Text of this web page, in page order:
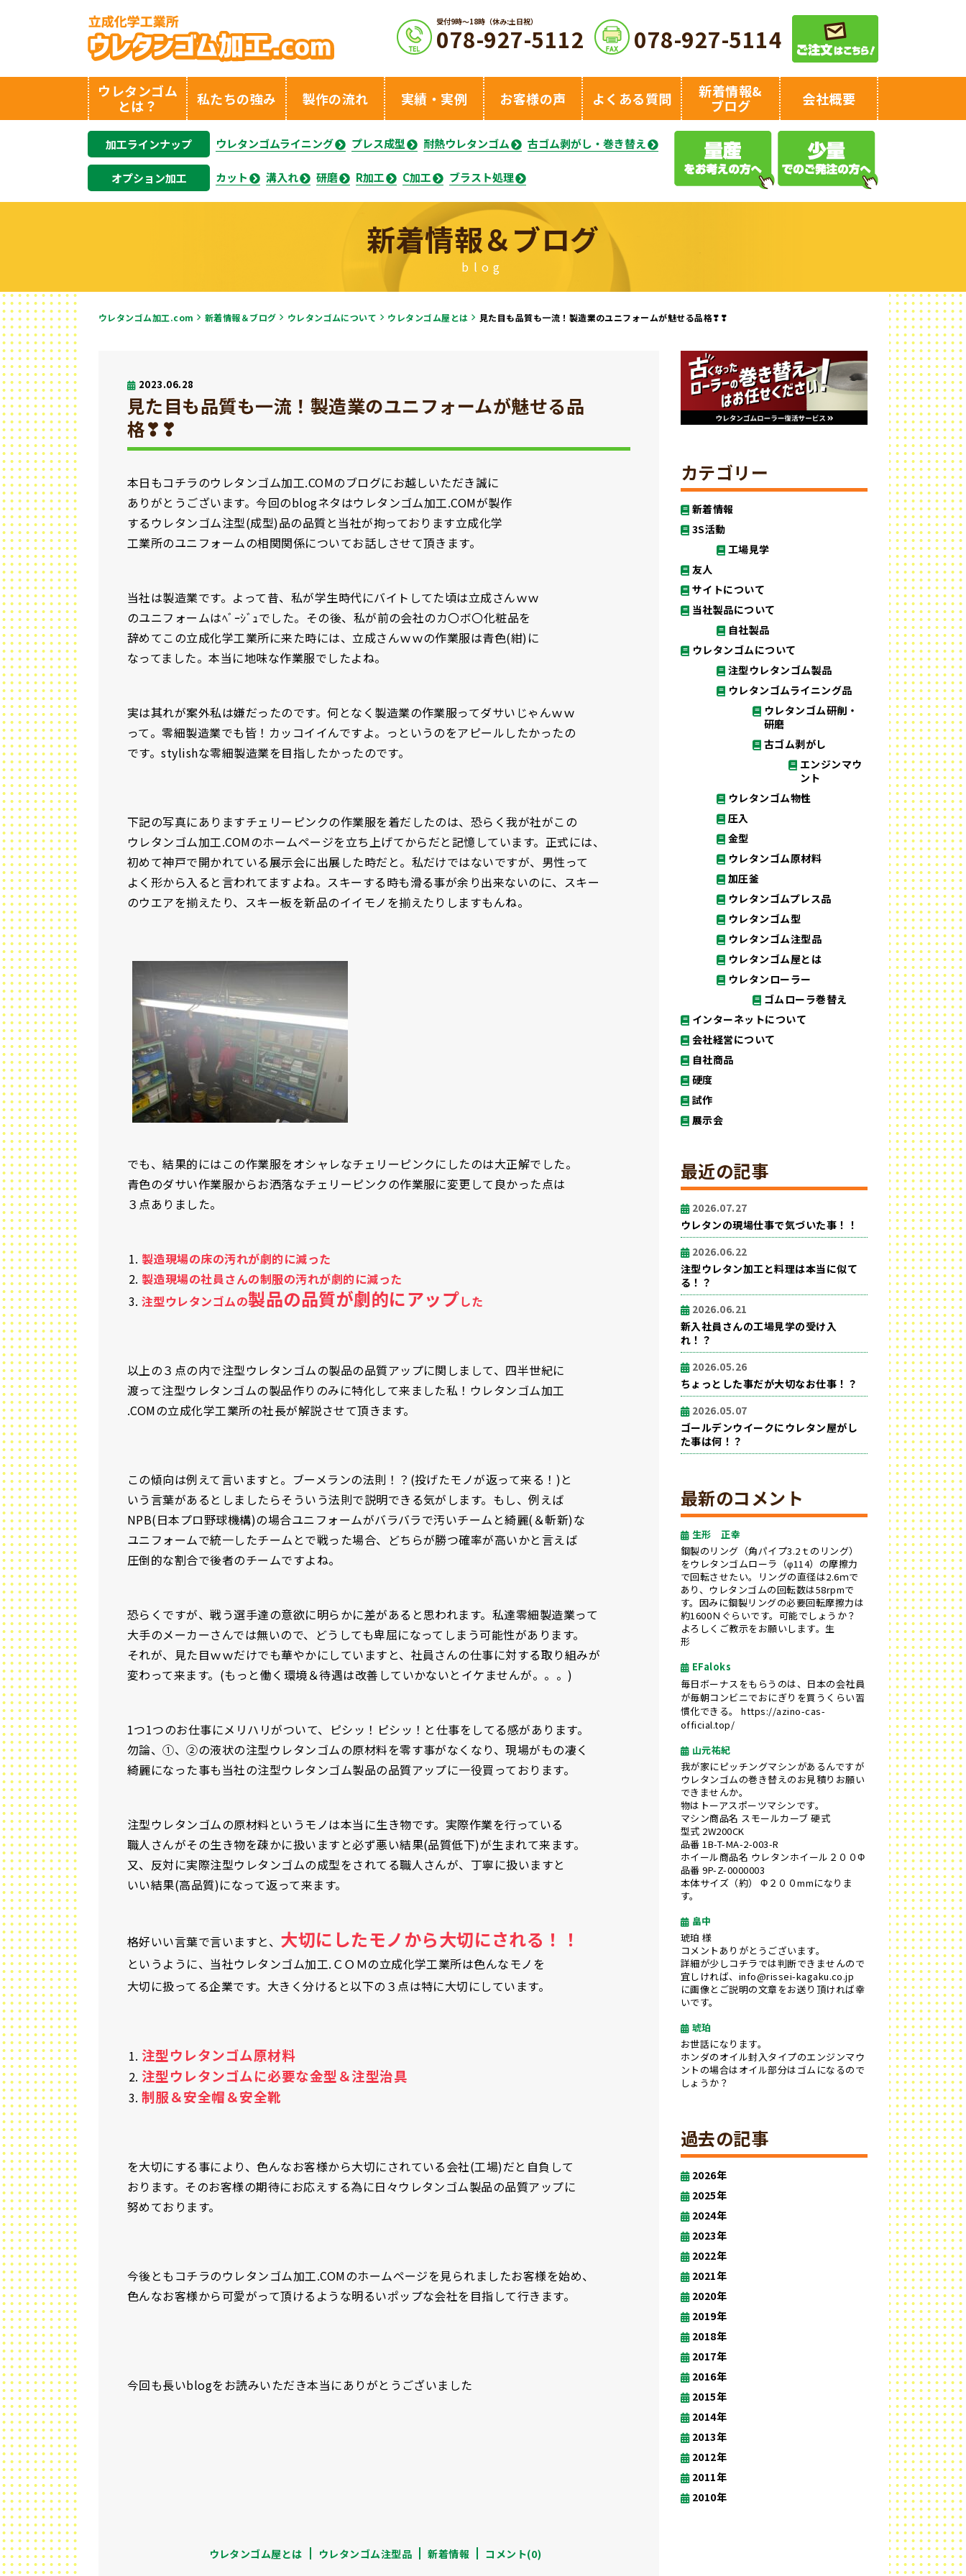
受付9時〜18時（休み:土日祝）
078-927-5112 078-927-5114
ウレタンゴム
とは？
私たちの強み 製作の流れ 実績・実例 お客様の声 よくある質問
新着情報&
ブログ
会社概要
加工ラインナップ ウレタンゴムライニング プレス成型 耐熱ウレタンゴム 古ゴム剥がし・巻き替え
オプション加工 カット 溝入れ 研磨 R加工 C加工 ブラスト処理
新着情報＆ブログ
blog
ウレタンゴム加工.com 新着情報＆ブログ ウレタンゴムについて ウレタンゴム屋とは 見た目も品質も一流！製造業のユニフォームが魅せる品格❣❣
2023.06.28
見た目も品質も一流！製造業のユニフォームが魅せる品
格❣❣
本日もコチラのウレタンゴム加工.COMのブログにお越しいただき誠に
ありがとうございます。今回のblogネタはウレタンゴム加工.COMが製作
するウレタンゴム注型(成型)品の品質と当社が拘っております立成化学
工業所のユニフォームの相関関係についてお話しさせて頂きます。
当社は製造業です。よって昔、私が学生時代にバイトしてた頃は立成さんｗｗ
のユニフォームはﾍﾞｰｼﾞｭでした。その後、私が前の会社のカ〇ボ〇化粧品を
辞めてこの立成化学工業所に来た時には、立成さんｗｗの作業服は青色(紺)に
なってました。本当に地味な作業服でしたよね。
実は其れが案外私は嫌だったのです。何となく製造業の作業服ってダサいじゃんｗｗ
って。零細製造業でも皆！カッコイイんですよ。っというのをアピールしたかったの
です。stylishな零細製造業を目指したかったのです。
下記の写真にありますチェリーピンクの作業服を着だしたのは、恐らく我が社がこの
ウレタンゴム加工.COMのホームページを立ち上げてからだと記憶しています。正式には、
初めて神戸で開かれている展示会に出展した時だと。私だけではないですが、男性って
よく形から入ると言われてますよね。スキーする時も滑る事が余り出来ないのに、スキー
のウエアを揃えたり、スキー板を新品のイイモノを揃えたりしますもんね。
でも、結果的にはこの作業服をオシャレなチェリーピンクにしたのは大正解でした。
青色のダサい作業服からお洒落なチェリーピンクの作業服に変更して良かった点は
３点ありました。
製造現場の床の汚れが劇的に減った
製造現場の社員さんの制服の汚れが劇的に減った
注型ウレタンゴムの製品の品質が劇的にアップした
以上の３点の内で注型ウレタンゴムの製品の品質アップに関しまして、四半世紀に
渡って注型ウレタンゴムの製品作りのみに特化して来ました私！ウレタンゴム加工
.COMの立成化学工業所の社長が解説させて頂きます。
この傾向は例えて言いますと。ブーメランの法則！？(投げたモノが返って来る！)と
いう言葉があるとしましたらそういう法則で説明できる気がします。もし、例えば
NPB(日本プロ野球機構)の場合ユニフォームがバラバラで汚いチームと綺麗(＆斬新)な
ユニフォームで統一したチームとで戦った場合、どちらが勝つ確率が高いかと言えば
圧倒的な割合で後者のチームですよね。
恐らくですが、戦う選手達の意欲に明らかに差があると思われます。私達零細製造業って
大手のメーカーさんでは無いので、どうしても卑屈になってしまう可能性があります。
それが、見た目ｗｗだけでも華やかにしていますと、社員さんの仕事に対する取り組みが
変わって来ます。(もっと働く環境＆待遇は改善していかないとイケませんが。。。)
1つ1つのお仕事にメリハリがついて、ピシッ！ピシッ！と仕事をしてる感があります。
勿論、①、②の液状の注型ウレタンゴムの原材料を零す事がなくなり、現場がもの凄く
綺麗になった事も当社の注型ウレタンゴム製品の品質アップに一役買っております。
注型ウレタンゴムの原材料というモノは本当に生き物です。実際作業を行っている
職人さんがその生き物を疎かに扱いますと必ず悪い結果(品質低下)が生まれて来ます。
又、反対に実際注型ウレタンゴムの成型をされてる職人さんが、丁寧に扱いますと
いい結果(高品質)になって返って来ます。
格好いい言葉で言いますと、 大切にしたモノから大切にされる！！
というように、当社ウレタンゴム加工.ＣＯＭの立成化学工業所は色んなモノを
大切に扱ってる企業です。大きく分けると以下の３点は特に大切にしています。
注型ウレタンゴム原材料
注型ウレタンゴムに必要な金型＆注型治具
制服＆安全帽＆安全靴
を大切にする事により、色んなお客様から大切にされている会社(工場)だと自負して
おります。そのお客様の期待にお応えする為に日々ウレタンゴム製品の品質アップに
努めております。
今後ともコチラのウレタンゴム加工.COMのホームページを見られましたお客様を始め、
色んなお客様から可愛がって頂けるような明るいポップな会社を目指して行きます。
今回も長いblogをお読みいただき本当にありがとうございました
ウレタンゴム屋とは ウレタンゴム注型品 新着情報 コメント(0)
カテゴリー
新着情報
3S活動
工場見学
友人
サイトについて
当社製品について
自社製品
ウレタンゴムについて
注型ウレタンゴム製品
ウレタンゴムライニング品
ウレタンゴム研削・
研磨
古ゴム剥がし
エンジンマウ
ント
ウレタンゴム物性
圧入
金型
ウレタンゴム原材料
加圧釜
ウレタンゴムプレス品
ウレタンゴム型
ウレタンゴム注型品
ウレタンゴム屋とは
ウレタンローラー
ゴムローラ巻替え
インターネットについて
会社経営について
自社商品
硬度
試作
展示会
最近の記事
2026.07.27
ウレタンの現場仕事で気づいた事！！
2026.06.22
注型ウレタン加工と料理は本当に似て
る！？
2026.06.21
新入社員さんの工場見学の受け入
れ！？
2026.05.26
ちょっとした事だが大切なお仕事！？
2026.05.07
ゴールデンウイークにウレタン屋がし
た事は何！？
最新のコメント
生形 正幸
鋼製のリング（角パイプ3.2ｔのリング）
をウレタンゴムローラ（φ114）の摩擦力
で回転させたい。リングの直径は2.6ｍで
あり、ウレタンゴムの回転数は58rpmで
す。因みに鋼製リングの必要回転摩擦力は
約1600Ｎぐらいです。可能でしょうか？
よろしくご教示をお願いします。生
形
EFaloks
毎日ボーナスをもらうのは、日本の会社員
が毎朝コンビニでおにぎりを買うくらい習
慣化できる。https://azino-cas-
official.top/
山元祐紀
我が家にピッチングマシンがあるんですが
ウレタンゴムの巻き替えのお見積りお願い
できませんか。
物はトーアスポーツマシンです。
マシン商品名 スモールカーブ 硬式
型式 2W200CK
品番 1B-T-MA-2-003-R
ホイール商品名 ウレタンホイール２００Φ
品番 9P-Z-0000003
本体サイズ（約） Φ２００mmになりま
す。
畠中
琥珀 様
コメントありがとうございます。
詳細が少しコチラでは判断できませんので
宜しければ、info@rissei-kagaku.co.jp
に画像とご説明の文章をお送り頂ければ幸
いです。
琥珀
お世話になります。
ホンダのオイル封入タイプのエンジンマウ
ントの場合はオイル部分はゴムになるので
しょうか？
過去の記事
2026年
2025年
2024年
2023年
2022年
2021年
2020年
2019年
2018年
2017年
2016年
2015年
2014年
2013年
2012年
2011年
2010年